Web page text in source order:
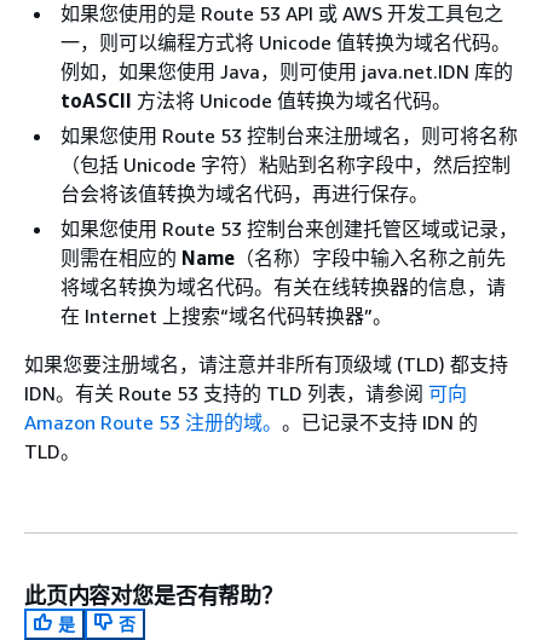
如果您使用的是 Route 53 API 或 AWS 开发工具包之
一，则可以编程方式将 Unicode 值转换为域名代码。
例如，如果您使用 Java，则可使用 java.net.IDN 库的
toASCII 方法将 Unicode 值转换为域名代码。
如果您使用 Route 53 控制台来注册域名，则可将名称
（包括 Unicode 字符）粘贴到名称字段中，然后控制
台会将该值转换为域名代码，再进行保存。
如果您使用 Route 53 控制台来创建托管区域或记录，
则需在相应的 Name （名称）字段中输入名称之前先
将域名转换为域名代码。有关在线转换器的信息，请
在 Internet 上搜索“域名代码转换器”。
如果您要注册域名，请注意并非所有顶级域 (TLD) 都支持
IDN。有关 Route 53 支持的 TLD 列表，请参阅 可向
Amazon Route 53 注册的域。 。已记录不支持 IDN 的
TLD。
此页内容对您是否有帮助？
是
否